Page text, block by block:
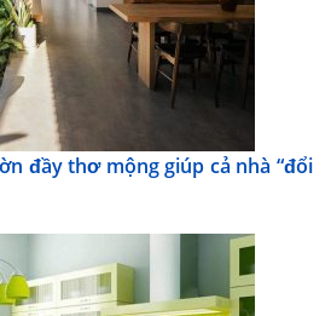
đầy thơ mộng giúp cả nhà “đổi